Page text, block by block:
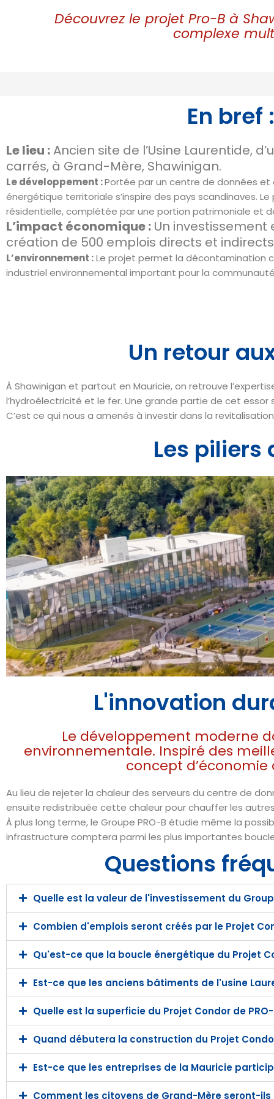
Découvrez le projet Pro-B à
complexe
En bref
Le lieu : Ancien site de l’Usine Laurentide,
carrés, à Grand-Mère, Shawinigan.
Le développement :Portée par un centre de données
énergétique territoriale s’inspire des pays scandinaves.
résidentielle, complétée par une portion patrimoniale et
L’impact économique : Un investissement
création de 500 emplois directs et
L’environnement :Le projet permet la décontamination
industriel environnemental important pour la
Un retour
À Shawinigan et partout en Mauricie, on retrouve
l’hydroélectricité et le fer. Une grande partie de cet essor
C’est ce qui nous a amenés à investir dans la
Les
Un
Le moteur
données IA de
L'innovation
Le développement moderne
environnementale. Inspiré des
concept
Au lieu de rejeter la chaleur des serveurs du centre de
ensuite redistribuée cette chaleur pour chauffer les
À plus long terme, le Groupe PRO-B étudie même la
infrastructure comptera parmi les plus importantes
Questions
Quelle est la valeur de l'investissement du
Combien d'emplois seront créés par le Projet
Qu'est-ce que la boucle énergétique du Projet
Est-ce que les anciens bâtiments de l'usine
Quelle est la superficie du Projet Condor de
Quand débutera la construction du Projet
Est-ce que les entreprises de la Mauricie
Comment les citoyens de Grand-Mère seront-